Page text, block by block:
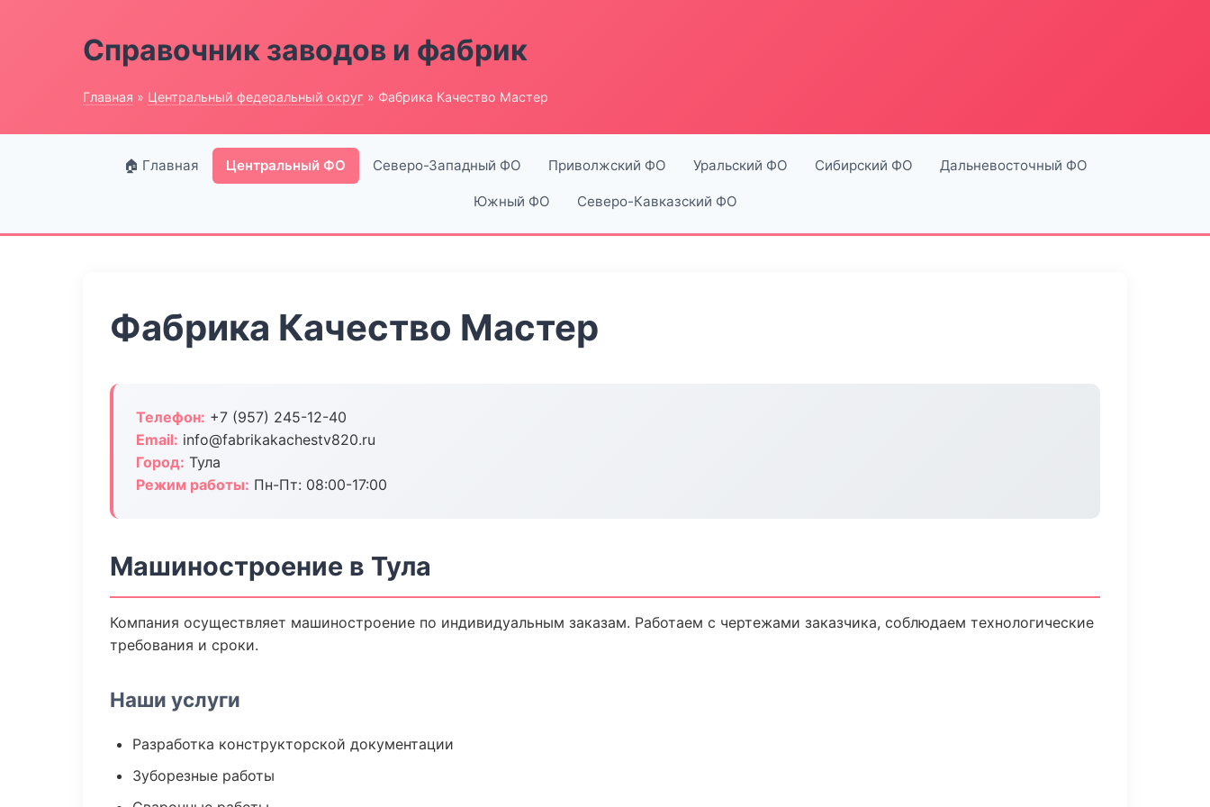
Справочник заводов и фабрик
Главная » Центральный федеральный округ » Фабрика Качество Мастер
🏠 Главная Центральный ФО Северо-Западный ФО Приволжский ФО Уральский ФО Сибирский ФО Дальневосточный ФО
Южный ФО Северо-Кавказский ФО
Фабрика Качество Мастер
Телефон: +7 (957) 245-12-40
Email: info@fabrikakachestv820.ru
Город: Тула
Режим работы: Пн-Пт: 08:00-17:00
Машиностроение в Тула
Компания осуществляет машиностроение по индивидуальным заказам. Работаем с чертежами заказчика, соблюдаем технологические
требования и сроки.
Наши услуги
Разработка конструкторской документации
Зуборезные работы